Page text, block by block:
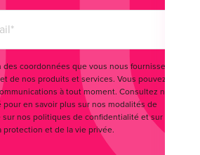
coordonnées que vous nous fournissez
de nos produits et services. Vous pouvez
à tout moment. Consultez notre
en savoir plus sur nos modalités de
nos politiques de confidentialité et sur notre
protection et de la vie privée.